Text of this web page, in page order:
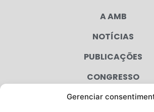
Gerenciar
A AMB
NOTÍCIAS
PUBLICAÇÕES
CONGRESSO
AGENDA